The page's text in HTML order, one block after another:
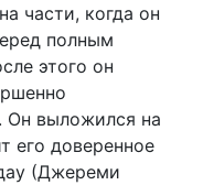
части, когда он
полным
этого он
Он выложился на
его доверенное
(Джереми